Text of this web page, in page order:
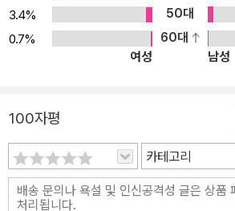
3.4%
50대
0.7%
60대
여성
남성
100자평
카테고리